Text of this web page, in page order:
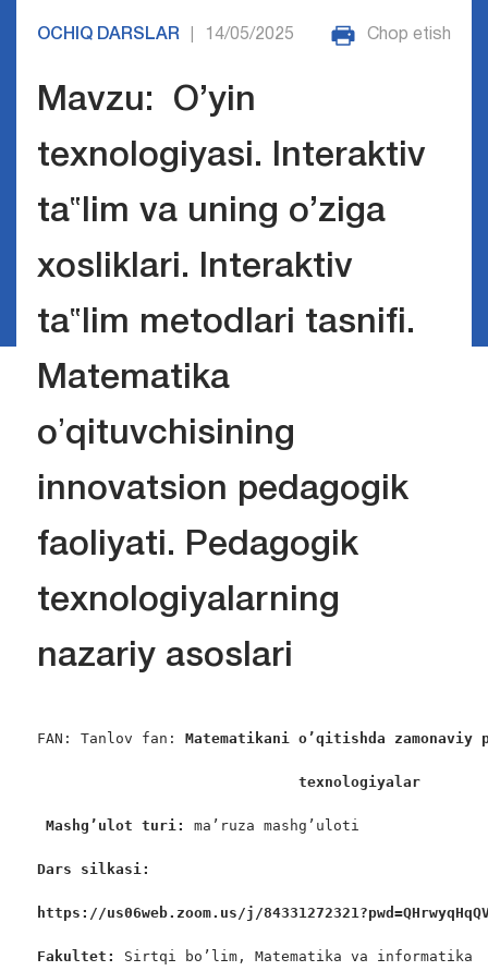
OCHIQ DARSLAR 14/05/2025 Chop etish
Mavzu: О’yin
texnologiyasi. Interaktiv
ta‟lim va uning о’ziga
xosliklari. Interaktiv
ta‟lim metodlari tasnifi.
Matematika
oʼqituvchisining
innovatsion pedagogik
faoliyati. Pedagogik
texnologiyalarning
nazariy asoslari
FAN: Tanlov fan: Matematikani o’qitishda zamonaviy
texnologiyalar
Mashg’ulot turi: ma’ruza mashg’uloti
Dars silkasi:
https://us06web.zoom.us/j/
Fakultet: Sirtqi bo’lim, Matematika va informatika